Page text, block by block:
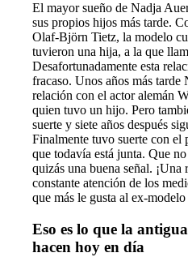
El mayor sueño de Nadja
sus propios hijos más tarde.
Olaf-Björn Tietz, la modelo
tuvieron una hija, a la que
Desafortunadamente esta
fracaso. Unos años más tarde
relación con el actor alemán
quien tuvo un hijo. Pero
suerte y siete años después
Finalmente tuvo suerte con el
que todavía está junta. Que
quizás una buena señal.
constante atención de los
que más le gusta al ex-
Eso es lo que la
hacen hoy en día